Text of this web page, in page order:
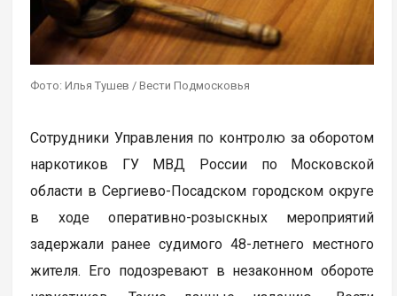
Фото: Илья Тушев / Вести Подмосковья
Сотрудники Управления по контролю за оборотом
наркотиков ГУ МВД России по Московской
области в Сергиево-Посадском городском округе
в ходе оперативно-розыскных мероприятий
задержали ранее судимого 48-летнего местного
жителя. Его подозревают в незаконном обороте